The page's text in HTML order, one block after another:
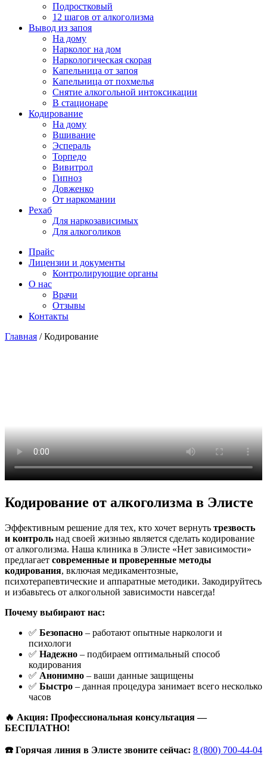
Подростковый
12 шагов от алкоголизма
Вывод из запоя
На дому
Нарколог на дом
Наркологическая скорая
Капельница от запоя
Капельница от похмелья
Снятие алкогольной интоксикации
В стационаре
Кодирование
На дому
Вшивание
Эспераль
Торпедо
Вивитрол
Гипноз
Довженко
От наркомании
Рехаб
Для наркозависимых
Для алкоголиков
Прайс
Лицензии и документы
Контролирующие органы
О нас
Врачи
Отзывы
Контакты
Главная /Кодирование
Кодирование от алкоголизма в Элисте
Эффективным решение для тех, кто хочет вернуть трезвость
и контроль над своей жизнью является сделать кодирование
от алкоголизма. Наша клиника в Элисте «Нет зависимости»
предлагает современные и проверенные методы
кодирования, включая медикаментозные,
психотерапевтические и аппаратные методики. Закодируйтесь
и избавьтесь от алкогольной зависимости навсегда!
Почему выбирают нас:
✅ Безопасно – работают опытные наркологи и
психологи
✅ Надежно – подбираем оптимальный способ
кодирования
✅ Анонимно – ваши данные защищены
✅ Быстро – данная процедура занимает всего несколько
часов
🔥 Акция: Профессиональная консультация —
БЕСПЛАТНО!
☎️ Горячая линия в Элисте звоните сейчас: 8 (800) 700-44-04